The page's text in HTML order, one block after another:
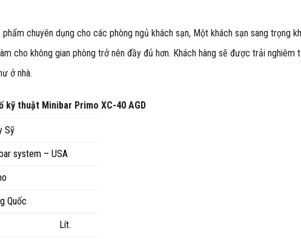
phẩm chuyên dụng cho các phòng ngủ khách sạn, Một khách sạn sang trọng
cho không gian phòng trở nên đầy đủ hơn. Khách hàng sẽ được trải
ở nhà.
thuật Minibar Primo XC-40 AGD
Sỹ
system – USA
Quốc
Lít.